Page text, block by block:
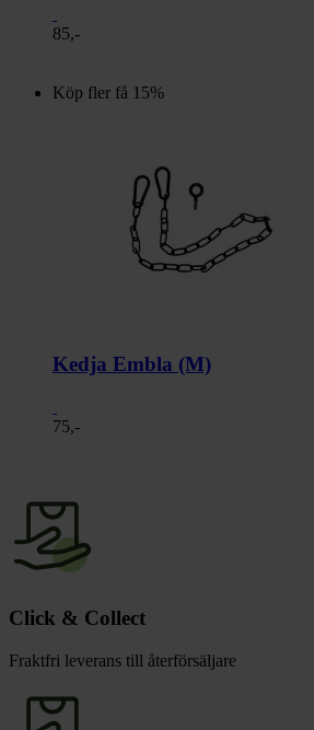
85,-
Köp fler få 15%
Kedja Embla (M)
75,-
Click & Collect
Fraktfri leverans till återförsäljare